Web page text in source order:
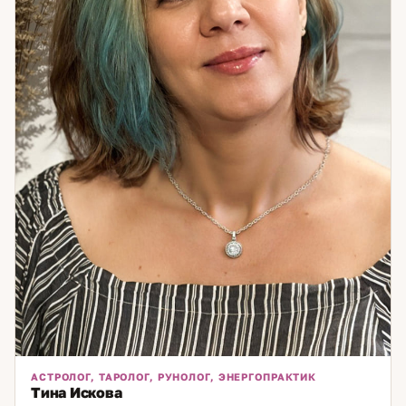
АСТРОЛОГ, ТАРОЛОГ, РУНОЛОГ, ЭНЕРГОПРАКТИК
Тина Искова